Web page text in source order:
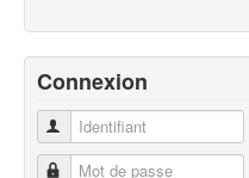
Connexion
Identifiant
Mot de passe